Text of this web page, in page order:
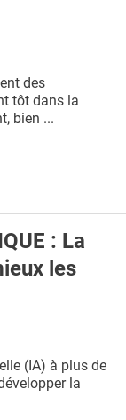
des
tôt dans la
bien ...
: La
les
(IA) à plus de
la